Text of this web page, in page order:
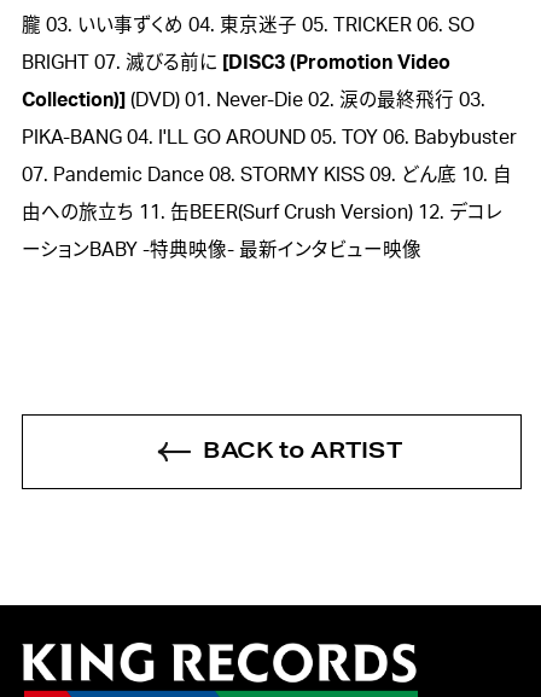
朧 03. いい事ずくめ 04. 東京迷子 05. TRICKER 06. SO
BRIGHT 07. 滅びる前に [DISC3 (Promotion Video
Collection)] (DVD) 01. Never-Die 02. 涙の最終飛行 03.
PIKA-BANG 04. I'LL GO AROUND 05. TOY 06. Babybuster
07. Pandemic Dance 08. STORMY KISS 09. どん底 10. 自
由への旅立ち 11. 缶BEER(Surf Crush Version) 12. デコレ
ーションBABY -特典映像- 最新インタビュー映像
BACK to ARTIST